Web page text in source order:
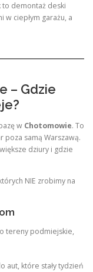
to demontaż deski
w ciepłym garażu, a
– Gdzie
w Chotomowie. To
poza samą Warszawą.
dziury i gdzie
NIE zrobimy na
tereny podmiejskie,
aut, które stały tydzień